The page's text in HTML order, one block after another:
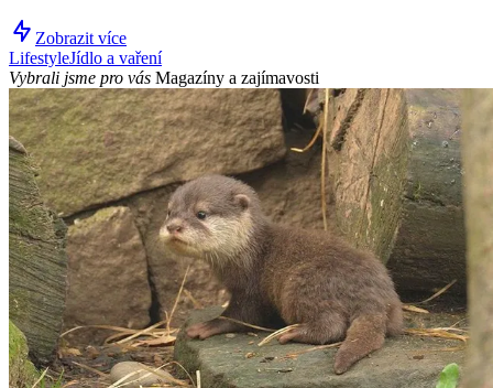
Zobrazit více
LifestyleJídlo a vaření
Vybrali jsme pro vás Magazíny a zajímavosti